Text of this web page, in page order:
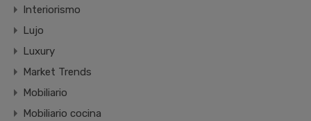
Interiorismo
Lujo
Luxury
Market Trends
Mobiliario
Mobiliario cocina